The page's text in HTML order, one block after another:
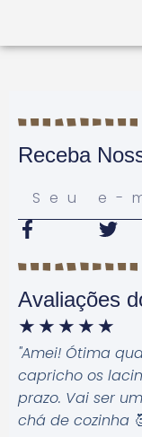
Receba
Avaliações
★ ★ ★ ★ ★
"Amei! Ótima
capricho os
prazo. Vai ser
chá de cozinha